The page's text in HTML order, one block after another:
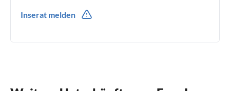
Inserat melden